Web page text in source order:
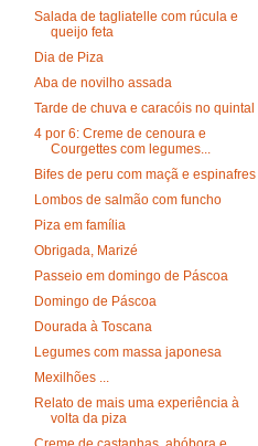
Salada de tagliatelle com rúcula e
queijo feta
Dia de Piza
Aba de novilho assada
Tarde de chuva e caracóis no quintal
4 por 6: Creme de cenoura e
Courgettes com legumes...
Bifes de peru com maçã e espinafres
Lombos de salmão com funcho
Piza em família
Obrigada, Marizé
Passeio em domingo de Páscoa
Domingo de Páscoa
Dourada à Toscana
Legumes com massa japonesa
Mexilhões ...
Relato de mais uma experiência à
volta da piza